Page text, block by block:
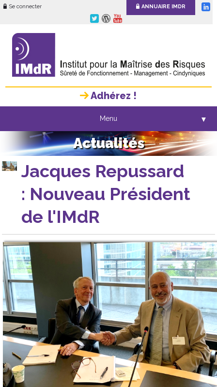
Se connecter ANNUAIRE IMDR
Adhérez !
Menu ▼
Actualités
Jacques Repussard
: Nouveau Président
de l'IMdR